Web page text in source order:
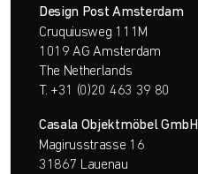
Design Post Amsterdam
Cruquiusweg 111M
1019 AG Amsterdam
The Netherlands
T. +31 (0)20 463 39 80
Casala Objektmöbel GmbH
Magirusstrasse 16
31867 Lauenau